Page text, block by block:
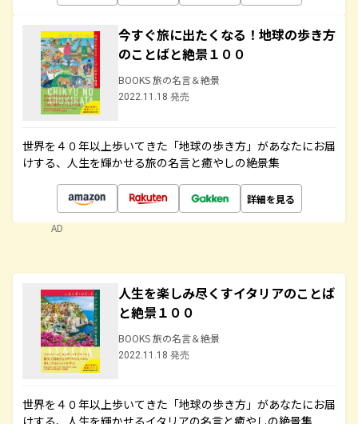
今すぐ旅に出たくなる！地球の歩き方
のことばと絶景１００
BOOKS 旅の名言＆絶景
2022.11.18 発売
世界を４０年以上歩いてきた「地球の歩き方」があなたにお届
けする、人生を輝かせる旅の名言と癒やしの絶景集
詳細を見る
AD
人生を楽しみ尽くすイタリアのことば
と絶景１００
BOOKS 旅の名言＆絶景
2022.11.18 発売
世界を４０年以上歩いてきた「地球の歩き方」があなたにお届
けする、人生を輝かせるイタリアの名言と癒やしの絶景集